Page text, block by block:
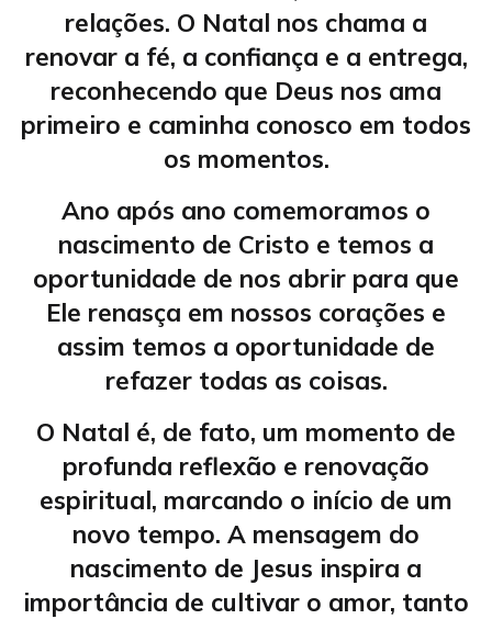
relações. O Natal nos chama a
renovar a fé, a confiança e a entrega,
reconhecendo que Deus nos ama
primeiro e caminha conosco em todos
os momentos.
Ano após ano comemoramos o
nascimento de Cristo e temos a
oportunidade de nos abrir para que
Ele renasça em nossos corações e
assim temos a oportunidade de
refazer todas as coisas.
O Natal é, de fato, um momento de
profunda reflexão e renovação
espiritual, marcando o início de um
novo tempo. A mensagem do
nascimento de Jesus inspira a
importância de cultivar o amor, tanto